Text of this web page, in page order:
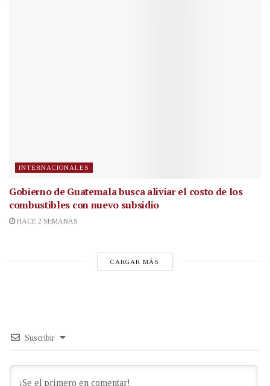
INTERNACIONALES
Gobierno de Guatemala busca aliviar el costo de los
combustibles con nuevo subsidio
HACE 2 SEMANAS
CARGAR MÁS
Suscribir